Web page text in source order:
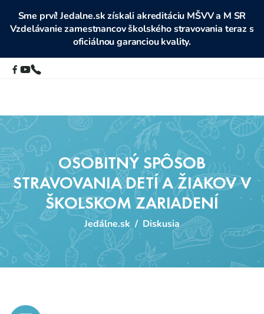
Sme prví! Jedalne.sk získali akreditáciu MŠVV a M SR
Vzdelávanie zamestnancov školského stravovania teraz s
oficiálnou garanciou kvality.
OSOBITNÝ SPÔSOB
STRAVOVANIA DETÍ A ŽIAKOV V
ŠKOLSKOM ZARIADENÍ
Jedálne.sk / Diskusia